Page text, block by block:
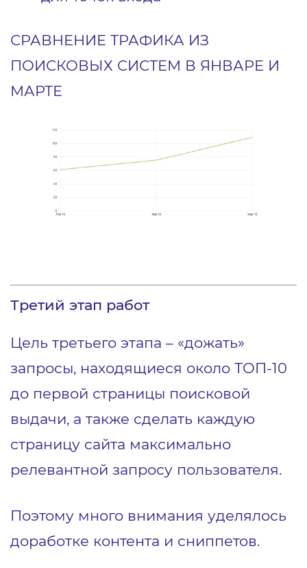
СРАВНЕНИЕ ТРАФИКА ИЗ
ПОИСКОВЫХ СИСТЕМ В ЯНВАРЕ И
МАРТЕ
Третий этап работ
Цель третьего этапа – «дожать»
запросы, находящиеся около ТОП-10
до первой страницы поисковой
выдачи, а также сделать каждую
страницу сайта максимально
релевантной запросу пользователя.
Поэтому много внимания уделялось
доработке контента и сниппетов.